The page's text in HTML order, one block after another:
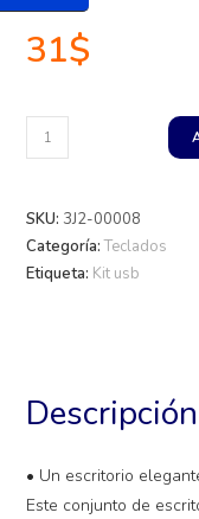
31$
SKU: 3J2-00008
Categoría:Teclados
Etiqueta: Kit usb
Descripción
• Un escritorio
Este conjunto de